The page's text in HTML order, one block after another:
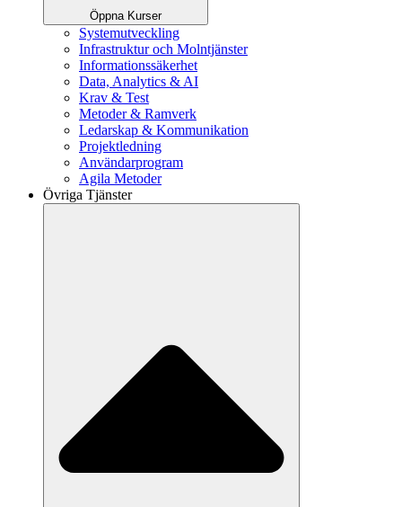
Öppna Kurser
Systemutveckling
Infrastruktur och Molntjänster
Informationssäkerhet
Data, Analytics & AI
Krav & Test
Metoder & Ramverk
Ledarskap & Kommunikation
Projektledning
Användarprogram
Agila Metoder
Övriga Tjänster